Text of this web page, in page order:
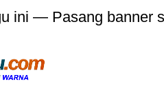
ini — Pasang banner